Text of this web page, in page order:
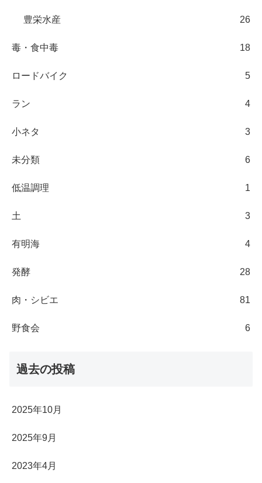
豊栄水産 26
毒・食中毒 18
ロードバイク 5
ラン 4
小ネタ 3
未分類 6
低温調理 1
土 3
有明海 4
発酵 28
肉・シビエ 81
野食会 6
過去の投稿
2025年10月
2025年9月
2023年4月